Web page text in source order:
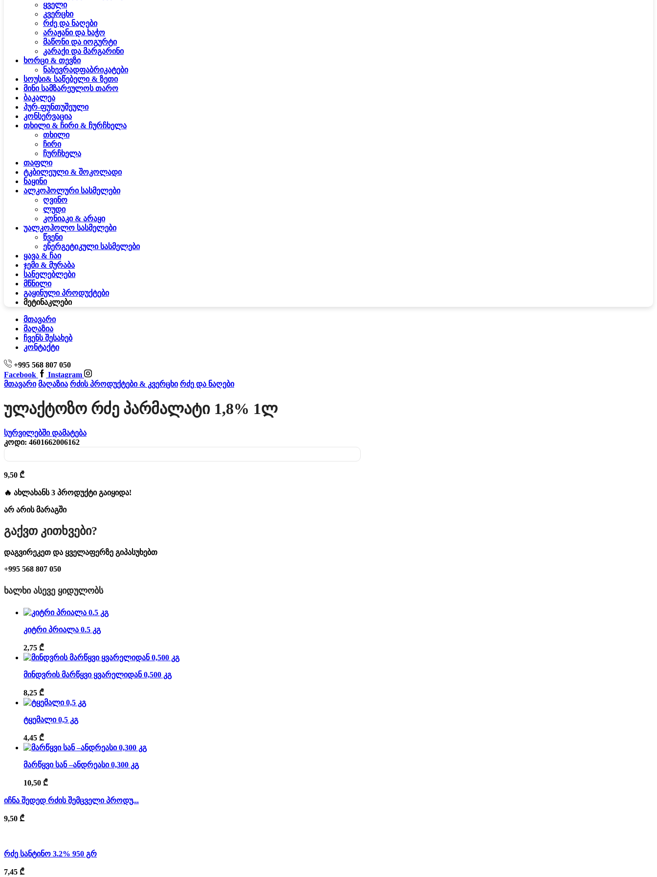
ყველი
კვერცხი
რძე და ნაღები
არაჟანი და ხაჭო
მაწონი და იოგურტი
კარაქი და მარგარინი
ხორცი & თევზი
ნახევრადფაბრიკატები
სოუსი& საწებელი & ზეთი
მინი სამზარეულოს თარო
ბაკალეა
პურ-ფუნთუშეული
კონსერვაცია
თხილი & ჩირი & ჩურჩხელა
თხილი
ჩირი
ჩურჩხელა
თაფლი
ტკბილეული & შოკოლადი
ნაყინი
ალკოჰოლური სასმელები
ღვინო
ლუდი
კონიაკი & არაყი
უალკოჰოლო სასმელები
წვენი
ენერგეტიკული სასმელები
ყავა & ჩაი
ჯემი & მურაბა
სანელებლები
მწნილი
გაყინული პროდუქტები
მეტინაკლები
მთავარი
მაღაზია
ჩვენს შესახებ
კონტაქტი
+995 568 807 050
Facebook
Instagram
მთავარი მაღაზია რძის პროდუქტები & კვერცხი რძე და ნაღები
Ულაქტოზო Რძე Პარმალატი 1,8% 1ლ
სურვილებში დამატება
კოდი: 4601662006162
9,50 ₾
🔥 ახლახანს 3 პროდუქტი გაიყიდა!
არ არის მარაგში
Გაქვთ Კითხვები?
დაგვირეკეთ და ყველაფერზე გიპასუხებთ
+995 568 807 050
ᲮᲐᲚᲮᲘ ᲐᲡᲔᲕᲔ ᲧᲘᲓᲣᲚᲝᲑᲡ
კიტრი პრიალა 0.5 კგ
2,75 ₾
მინდვრის მარწყვი ყვარელიდან 0,500 კგ
8,25 ₾
ტყემალი 0,5 კგ
4,45 ₾
მარწყვი სან –ანდრეასი 0,300 კგ
10,50 ₾
იჩნა შედედ რძის შემცველი პროდუ...
9,50 ₾
რძე სანტინო 3.2% 950 გრ
7,45 ₾